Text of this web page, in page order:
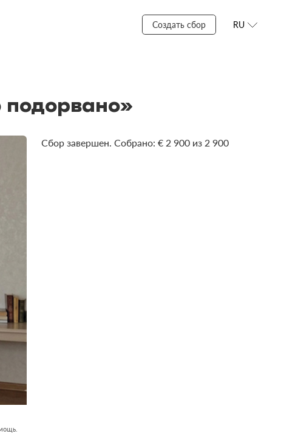
Создать сбор RU
подорвано»
Сбор завершен. Собрано: € 2 900 из 2 900